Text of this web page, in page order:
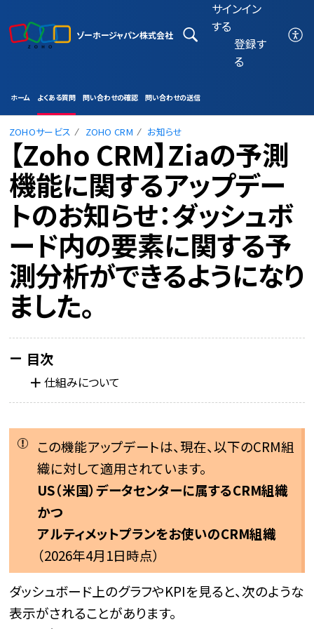
ゾーホージャパン株式会社
サインイン
する
登録す
る
ホーム よくある質問 問い合わせの確認 問い合わせの送信
ZOHOサービス ZOHO CRM お知らせ
【Zoho CRM】Ziaの予測
機能に関するアップデー
トのお知らせ：ダッシュボ
ード内の要素に関する予
測分析ができるようになり
ました。
仕組みについて
この機能アップデートは、現在、以下のCRM組
織に対して適用されています。
US（米国）データセンターに属するCRM組織
かつ
アルティメットプランをお使いのCRM組織
（2026年4月1日時点）
ダッシュボード上のグラフやKPIを見ると、次のような
表示がされることがあります。